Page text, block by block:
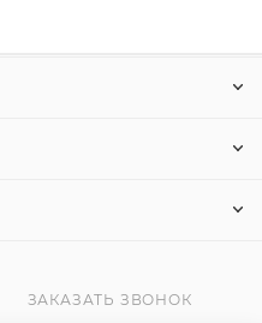
ЗАКАЗАТЬ ЗВОНОК